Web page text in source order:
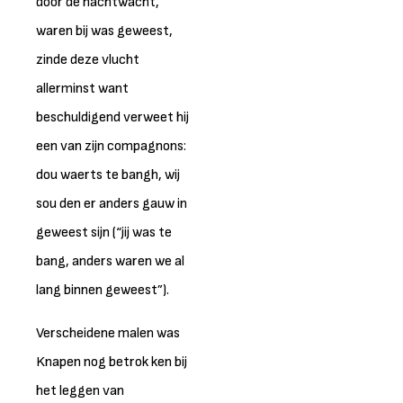
waren bij was geweest,
zinde deze vlucht
allerminst want
beschuldigend verweet hij
een van zijn compagnons:
dou waerts te bangh, wij
sou den er anders gauw in
geweest sijn (“jij was te
bang, anders waren we al
lang binnen geweest”).
Verscheidene malen was
Knapen nog betrok ken bij
het leggen van